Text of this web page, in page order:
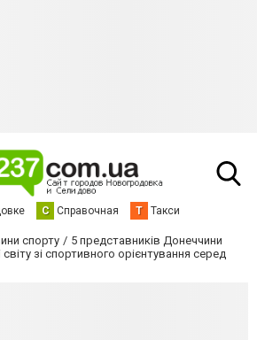
С Справочная Т Такси
спорту
5 представників Донеччини
зі спортивного орієнтування серед